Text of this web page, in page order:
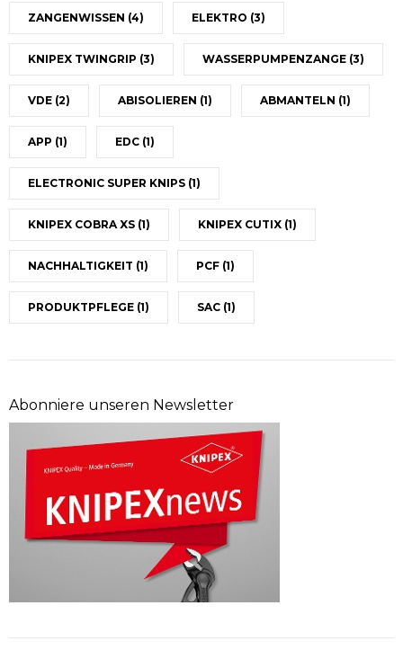
ZANGENWISSEN (4) ELEKTRO (3)
KNIPEX TWINGRIP (3) WASSERPUMPENZANGE (3)
VDE (2) ABISOLIEREN (1) ABMANTELN (1)
APP (1) EDC (1)
ELECTRONIC SUPER KNIPS (1)
KNIPEX COBRA XS (1) KNIPEX CUTIX (1)
NACHHALTIGKEIT (1) PCF (1)
PRODUKTPFLEGE (1) SAC (1)
Abonniere unseren Newsletter